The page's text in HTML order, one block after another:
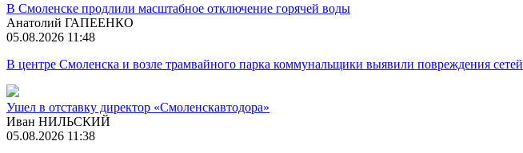
В Смоленске продлили масштабное отключение горячей воды
Анатолий ГАПЕЕНКО
05.08.2026 11:48
В центре Смоленска и возле трамвайного парка коммунальщики выявили повреждения сетей
Ушел в отставку директор «Смоленскавтодора»
Иван НИЛЬСКИЙ
05.08.2026 11:38